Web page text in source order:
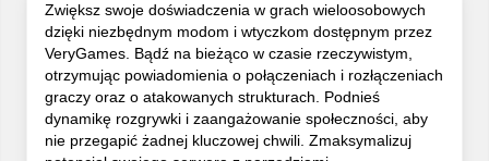
Zwiększ swoje doświadczenia w grach wieloosobowych
dzięki niezbędnym modom i wtyczkom dostępnym przez
VeryGames. Bądź na bieżąco w czasie rzeczywistym,
otrzymując powiadomienia o połączeniach i rozłączeniach
graczy oraz o atakowanych strukturach. Podnieś
dynamikę rozgrywki i zaangażowanie społeczności, aby
nie przegapić żadnej kluczowej chwili. Zmaksymalizuj